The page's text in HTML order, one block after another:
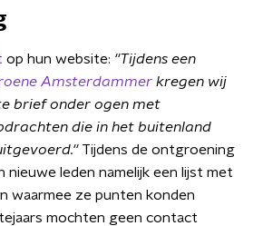
op hun website: ''Tijdens een
Amsterdammer kregen wij
brief onder ogen met
die in het buitenland
Tijdens de ontgroening
nieuwe leden namelijk een lijst met
waarmee ze punten konden
mochten geen contact